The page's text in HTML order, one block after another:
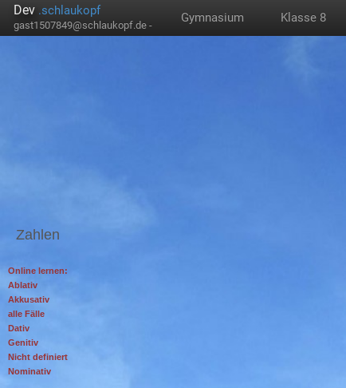
Dev .schlaukopf
gast1507849@schlaukopf.de -
Gymnasium Klasse 8
Zahlen
Online lernen:
Ablativ
Akkusativ
alle Fälle
Dativ
Genitiv
Nicht definiert
Nominativ